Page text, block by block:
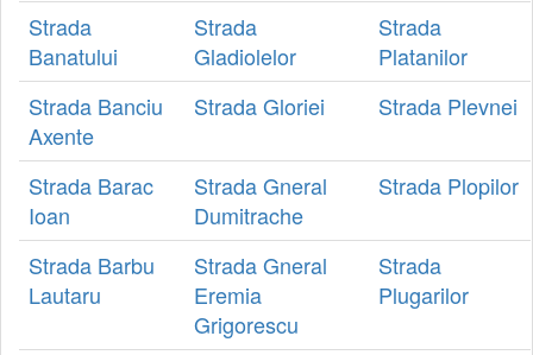
Strada
Banatului
Strada
Gladiolelor
Strada
Platanilor
Strada Banciu
Axente
Strada Gloriei Strada Plevnei
Strada Barac
Ioan
Strada Gneral
Dumitrache
Strada Plopilor
Strada Barbu
Lautaru
Strada Gneral
Eremia
Grigorescu
Strada
Plugarilor